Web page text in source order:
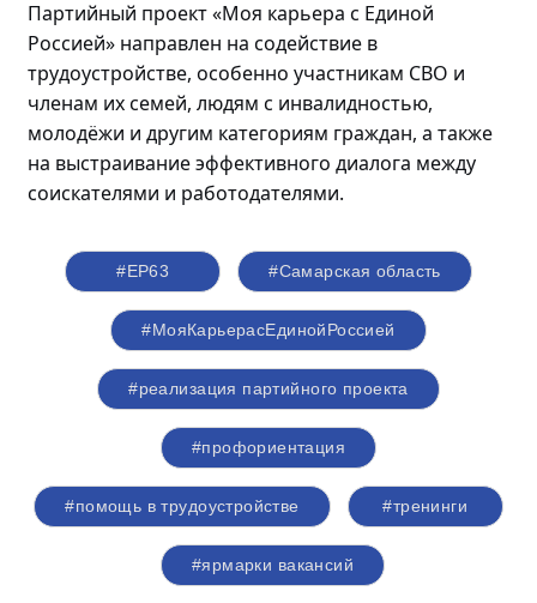
Партийный проект «Моя карьера с Единой
Россией» направлен на содействие в
трудоустройстве, особенно участникам СВО и
членам их семей, людям с инвалидностью,
молодёжи и другим категориям граждан, а также
на выстраивание эффективного диалога между
соискателями и работодателями.
#ЕР63 #Самарская область
#МояКарьерасЕдинойРоссией
#реализация партийного проекта
#профориентация
#помощь в трудоустройстве #тренинги
#ярмарки вакансий